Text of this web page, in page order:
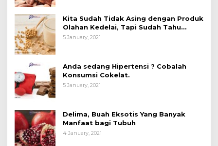
Kita Sudah Tidak Asing dengan Produk
Olahan Kedelai, Tapi Sudah Tahu
Manfaatnya untuk Kesehatan?
5 January, 2021
Anda sedang Hipertensi ? Cobalah
Konsumsi Cokelat.
5 January, 2021
Delima, Buah Eksotis Yang Banyak
Manfaat bagi Tubuh
4 January, 2021